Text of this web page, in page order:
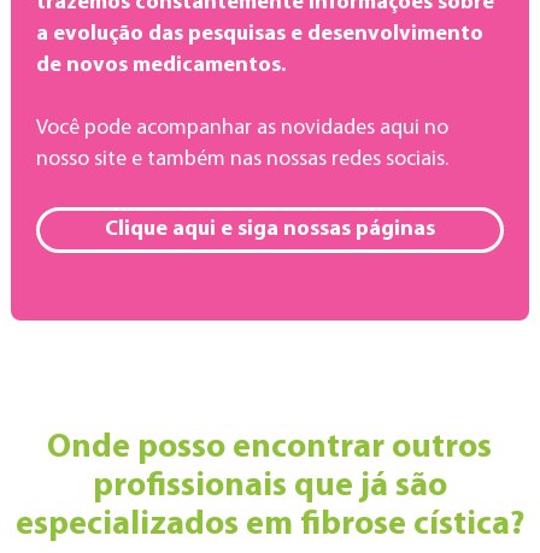
a evolução das pesquisas e desenvolvimento
de novos medicamentos.
Você pode acompanhar as novidades aqui no
nosso site e também nas nossas redes sociais.
Clique aqui e siga nossas páginas
Onde posso encontrar outros
profissionais que já são
especializados em fibrose cística?